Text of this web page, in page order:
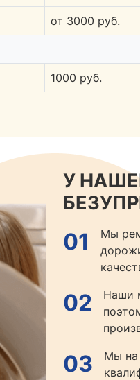
от 3000 руб.
1000 руб.
У
01
Мы
02
Наши
03
Мы на